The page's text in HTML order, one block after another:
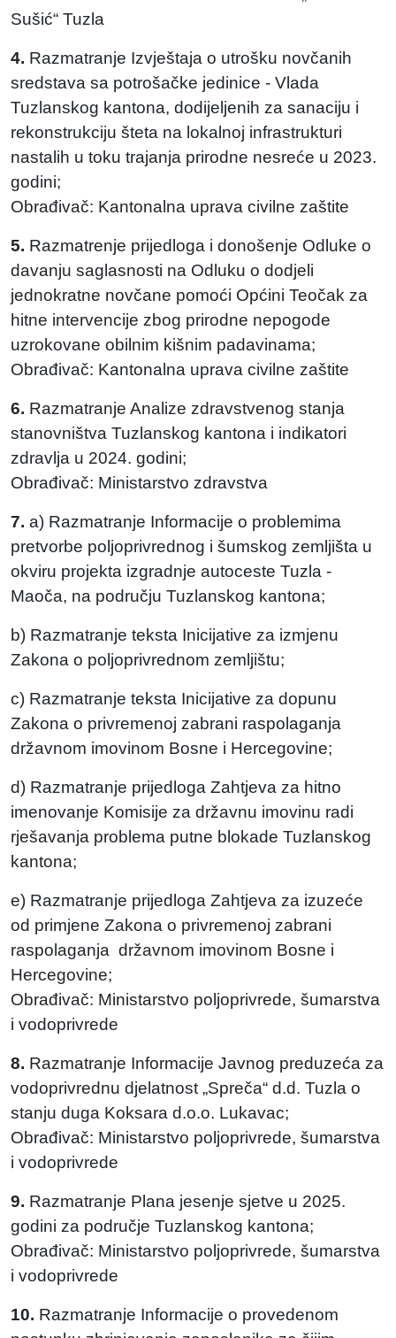
Sušić“ Tuzla
4. Razmatranje Izvještaja o utrošku novčanih
sredstava sa potrošačke jedinice - Vlada
Tuzlanskog kantona, dodijeljenih za sanaciju i
rekonstrukciju šteta na lokalnoj infrastrukturi
nastalih u toku trajanja prirodne nesreće u 2023.
godini;
Obrađivač: Kantonalna uprava civilne zaštite
5. Razmatrenje prijedloga i donošenje Odluke o
davanju saglasnosti na Odluku o dodjeli
jednokratne novčane pomoći Općini Teočak za
hitne intervencije zbog prirodne nepogode
uzrokovane obilnim kišnim padavinama;
Obrađivač: Kantonalna uprava civilne zaštite
6. Razmatranje Analize zdravstvenog stanja
stanovništva Tuzlanskog kantona i indikatori
zdravlja u 2024. godini;
Obrađivač: Ministarstvo zdravstva
7. a) Razmatranje Informacije o problemima
pretvorbe poljoprivrednog i šumskog zemljišta u
okviru projekta izgradnje autoceste Tuzla -
Maoča, na području Tuzlanskog kantona;
b) Razmatranje teksta Inicijative za izmjenu
Zakona o poljoprivrednom zemljištu;
c) Razmatranje teksta Inicijative za dopunu
Zakona o privremenoj zabrani raspolaganja
državnom imovinom Bosne i Hercegovine;
d) Razmatranje prijedloga Zahtjeva za hitno
imenovanje Komisije za državnu imovinu radi
rješavanja problema putne blokade Tuzlanskog
kantona;
e) Razmatranje prijedloga Zahtjeva za izuzeće
od primjene Zakona o privremenoj zabrani
raspolaganja državnom imovinom Bosne i
Hercegovine;
Obrađivač: Ministarstvo poljoprivrede, šumarstva
i vodoprivrede
8. Razmatranje Informacije Javnog preduzeća za
vodoprivrednu djelatnost „Spreča“ d.d. Tuzla o
stanju duga Koksara d.o.o. Lukavac;
Obrađivač: Ministarstvo poljoprivrede, šumarstva
i vodoprivrede
9. Razmatranje Plana jesenje sjetve u 2025.
godini za područje Tuzlanskog kantona;
Obrađivač: Ministarstvo poljoprivrede, šumarstva
i vodoprivrede
10. Razmatranje Informacije o provedenom